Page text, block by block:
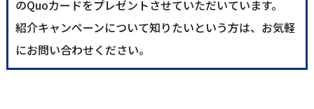
のQuoカードをプレゼントさせていただいています。
紹介キャンペーンについて知りたいという方は、お気軽
にお問い合わせください。